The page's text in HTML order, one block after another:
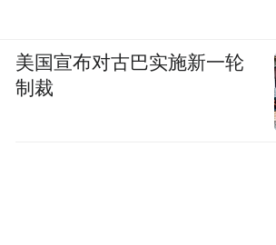
美国宣布对古巴实施新一轮
制裁